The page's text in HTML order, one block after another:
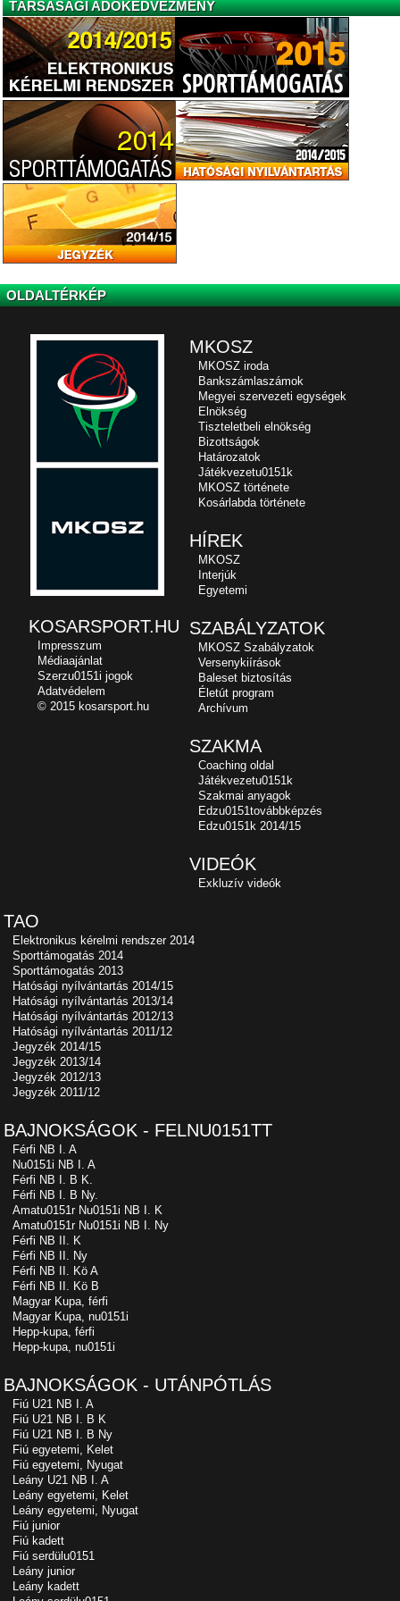
TÁRSASÁGI ADÓKEDVEZMÉNY
OLDALTÉRKÉP
MKOSZ
MKOSZ iroda
Bankszámlaszámok
Megyei szervezeti egységek
Elnökség
Tiszteletbeli elnökség
Bizottságok
Határozatok
Játékvezetu0151k
MKOSZ története
Kosárlabda története
HÍREK
MKOSZ
Interjúk
Egyetemi
SZABÁLYZATOK
MKOSZ Szabályzatok
Versenykiírások
Baleset biztosítás
Életút program
Archívum
SZAKMA
Coaching oldal
Játékvezetu0151k
Szakmai anyagok
Edzu0151továbbképzés
Edzu0151k 2014/15
VIDEÓK
Exkluzív videók
TAO
Elektronikus kérelmi rendszer 2014
Sporttámogatás 2014
Sporttámogatás 2013
Hatósági nyílvántartás 2014/15
Hatósági nyílvántartás 2013/14
Hatósági nyílvántartás 2012/13
Hatósági nyílvántartás 2011/12
Jegyzék 2014/15
Jegyzék 2013/14
Jegyzék 2012/13
Jegyzék 2011/12
BAJNOKSÁGOK - FELNU0151TT
Férfi NB I. A
Nu0151i NB I. A
Férfi NB I. B K.
Férfi NB I. B Ny.
Amatu0151r Nu0151i NB I. K
Amatu0151r Nu0151i NB I. Ny
Férfi NB II. K
Férfi NB II. Ny
Férfi NB II. Kö A
Férfi NB II. Kö B
Magyar Kupa, férfi
Magyar Kupa, nu0151i
Hepp-kupa, férfi
Hepp-kupa, nu0151i
BAJNOKSÁGOK - UTÁNPÓTLÁS
Fiú U21 NB I. A
Fiú U21 NB I. B K
Fiú U21 NB I. B Ny
Fiú egyetemi, Kelet
Fiú egyetemi, Nyugat
Leány U21 NB I. A
Leány egyetemi, Kelet
Leány egyetemi, Nyugat
Fiú junior
Fiú kadett
Fiú serdülu0151
Leány junior
Leány kadett
KOSARSPORT.HU
Impresszum
Médiaajánlat
Szerzu0151i jogok
Adatvédelem
© 2015 kosarsport.hu